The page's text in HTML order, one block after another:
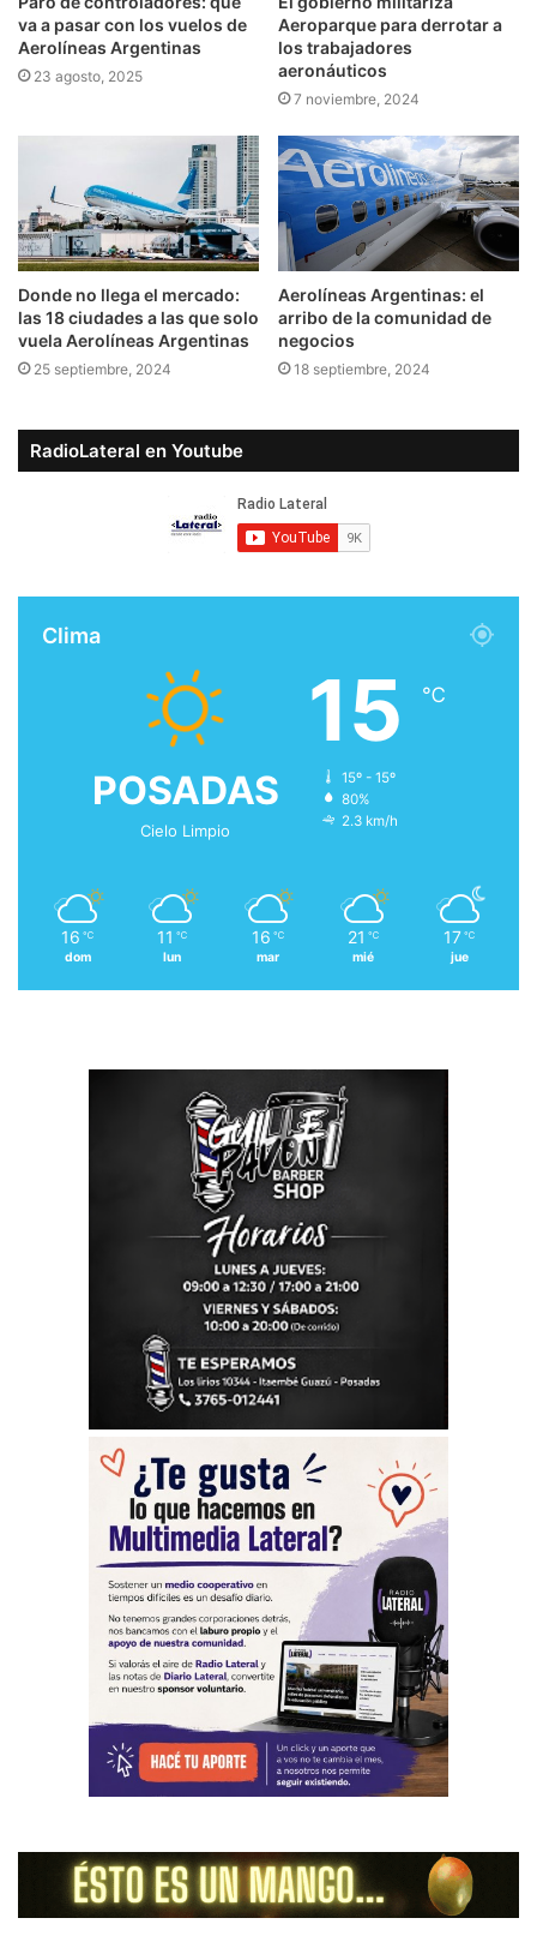
va a pasar con los vuelos de
Aerolíneas Argentinas
23 agosto, 2025
Aeroparque para derrotar a
los trabajadores
aeronáuticos
7 noviembre, 2024
Donde no llega el mercado:
las 18 ciudades a las que solo
vuela Aerolíneas Argentinas
25 septiembre, 2024
Aerolíneas Argentinas: el
arribo de la comunidad de
negocios
18 septiembre, 2024
RadioLateral en Youtube
Clima
POSADAS
Cielo Limpio
15 ℃
15º - 15º
80%
2.3 km/h
16 ℃
dom
11 ℃
lun
16 ℃
mar
21 ℃
mié
17 ℃
jue